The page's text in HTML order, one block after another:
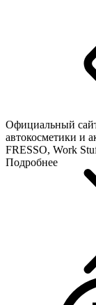
Официальный
автокосметики и
FRESSO, Work
Подробнее